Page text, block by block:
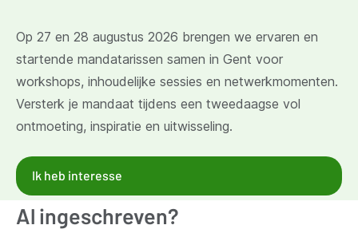
Op 27 en 28 augustus 2026 brengen we ervaren en
startende mandatarissen samen in Gent voor
workshops, inhoudelijke sessies en netwerkmomenten.
Versterk je mandaat tijdens een tweedaagse vol
ontmoeting, inspiratie en uitwisseling.
Ik heb interesse
Al ingeschreven?